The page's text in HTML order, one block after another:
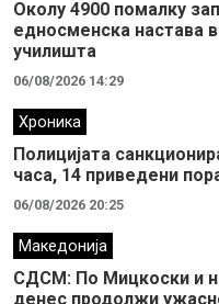
Околу 4900 помалку
едносменска настава
училишта
06/08/2026 14:29
Хроника
Полицијата
часа, 14 приведени
06/08/2026 20:25
Македонија
СДСМ: По Мицкоски и
денес продолжи